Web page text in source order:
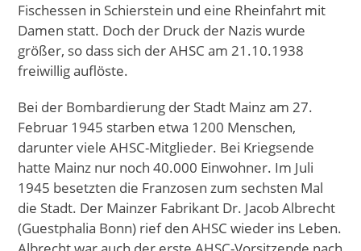
Fischessen in Schierstein und eine Rheinfahrt mit
Damen statt. Doch der Druck der Nazis wurde
größer, so dass sich der AHSC am 21.10.1938
freiwillig auflöste.
Bei der Bombardierung der Stadt Mainz am 27.
Februar 1945 starben etwa 1200 Menschen,
darunter viele AHSC-Mitglieder. Bei Kriegsende
hatte Mainz nur noch 40.000 Einwohner. Im Juli
1945 besetzten die Franzosen zum sechsten Mal
die Stadt. Der Mainzer Fabrikant Dr. Jacob Albrecht
(Guestphalia Bonn) rief den AHSC wieder ins Leben.